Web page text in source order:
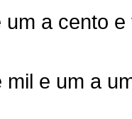
um a cento
mil e um a